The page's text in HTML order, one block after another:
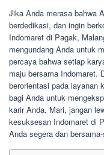
Jika Anda merasa bahwa
berdedikasi, dan ingin
Indomaret di Pagak,
mengundang Anda untuk
percaya bahwa setiap
maju bersama Indomaret.
berorientasi pada layanan
bagi Anda untuk
karir Anda. Mari, jangan
kesuksesan Indomaret di
Anda segera dan